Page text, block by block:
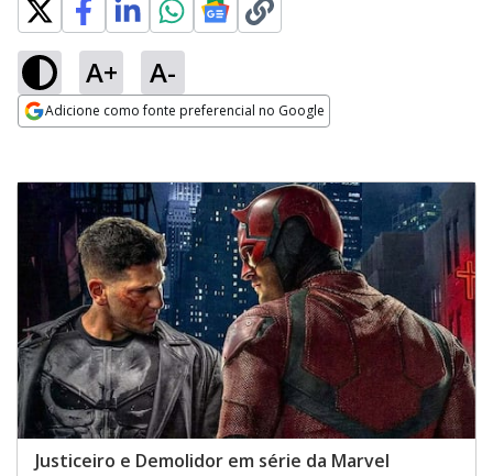
A+ A-
Adicione como fonte preferencial no Google
Justiceiro e Demolidor em série da Marvel